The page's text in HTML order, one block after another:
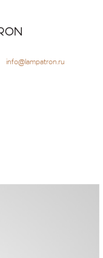
info@lampatron.ru